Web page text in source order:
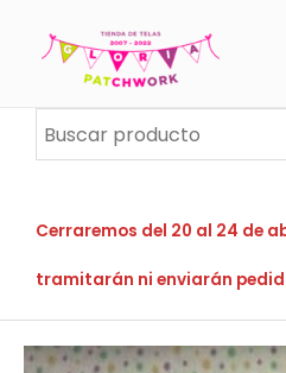
Cerraremos del 20 al 24 de
tramitarán ni enviarán